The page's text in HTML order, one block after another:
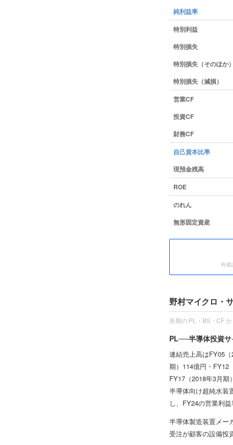
純利益率
特別利益
特別損失
特別損失（そのほか）
特別損失（減損）
営業CF
投資CF
財務CF
自己資本比率
現預金残高
ROE
のれん
無形固定資産
有価
野村マイクロ・
長期の PL・BS・CF
PL──半導体投資サ
連結売上高はFY05
期）114億円・FY12
FY17（2018年3月期
半導体向け超純水装
し、FY24の営業利
半導体製造装置メー
受注が顧客の設備投